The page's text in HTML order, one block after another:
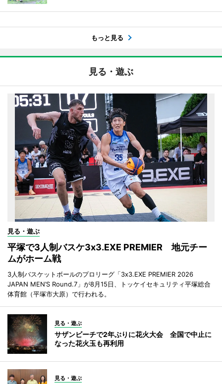
もっと見る
見る・遊ぶ
見る・遊ぶ
平塚で3人制バスケ3x3.EXE PREMIER 地元チー
ムがホーム戦
3人制バスケットボールのプロリーグ「3x3.EXE PREMIER 2026
JAPAN MEN’S Round.7」が8月15日、トッケイセキュリティ平塚総合
体育館（平塚市大原）で行われる。
見る・遊ぶ
サザンビーチで2年ぶりに花火大会 全国で中止に
なった花火玉も再利用
見る・遊ぶ